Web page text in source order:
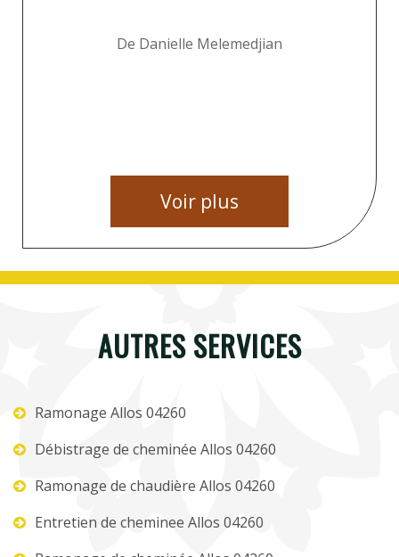
De Danielle Melemedjian
Voir plus
AUTRES SERVICES
Ramonage Allos 04260
Débistrage de cheminée Allos 04260
Ramonage de chaudière Allos 04260
Entretien de cheminee Allos 04260